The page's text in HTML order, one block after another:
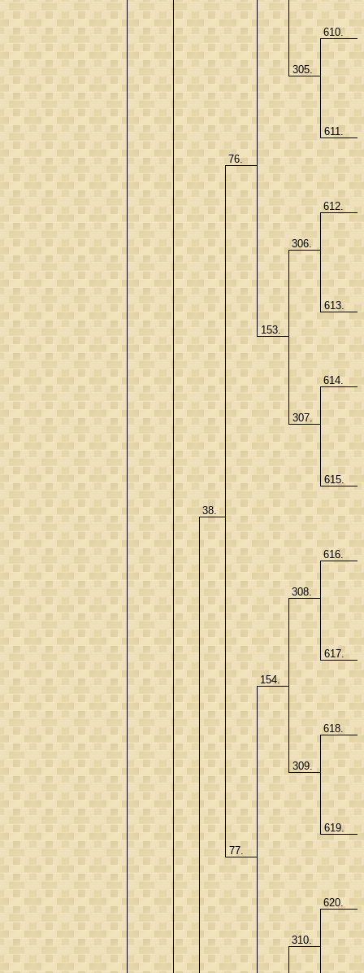
38.
76.
305.
610.
611.
153.
306.
612.
613.
307.
614.
615.
77.
154.
308.
616.
617.
309.
618.
619.
310.
620.